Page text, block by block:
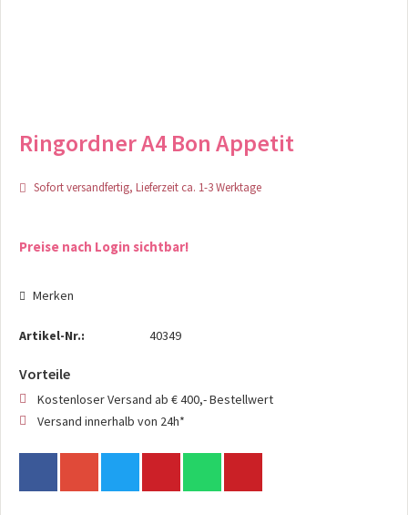
Ringordner A4 Bon Appetit
Sofort versandfertig, Lieferzeit ca. 1-3 Werktage
Preise nach Login sichtbar!
Merken
Artikel-Nr.: 40349
Vorteile
Kostenloser Versand ab € 400,- Bestellwert
Versand innerhalb von 24h*